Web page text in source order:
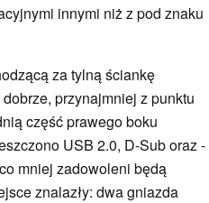
innymi niż z pod znaku
za tylną ściankę
przynajmniej z punktu
część prawego boku
USB 2.0, D-Sub oraz -
mniej zadowoleni będą
znalazły: dwa gniazda